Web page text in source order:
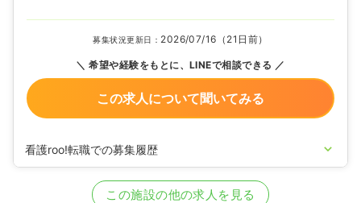
募集状況更新日： 2026/07/16（21日前）
希望や経験をもとに、LINEで相談できる
この求人について聞いてみる
看護roo!転職での募集履歴
准看護師を休止中
この施設の他の求人を見る